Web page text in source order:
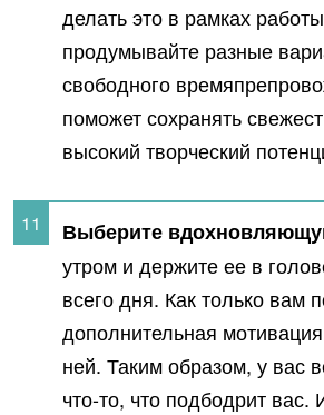
делать это в рамках
продумывайте разные
свободного
поможет сохранять
высокий творческий
Выберите
утром и держите ее в
всего дня. Как только вам
дополнительная
ней. Таким образом, у вас
что-то, что подбодрит вас.